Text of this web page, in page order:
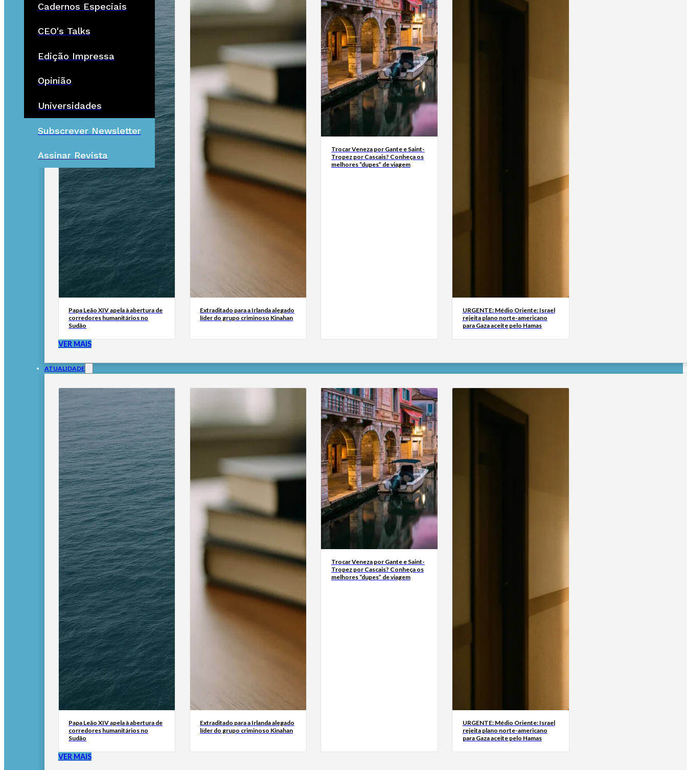
Cadernos Especiais
CEO's Talks
Edição Impressa
Opinião
Universidades
Subscrever Newsletter
Assinar Revista
Papa Leão XIV apela à abertura de
corredores humanitários no
Sudão
Extraditado para a Irlanda alegado
líder do grupo criminoso Kinahan
Trocar Veneza por Gante e Saint-
Tropez por Cascais? Conheça os
melhores “dupes” de viagem
URGENTE: Médio Oriente: Israel
rejeita plano norte-americano
para Gaza aceite pelo Hamas
VER MAIS
ATUALIDADE
Papa Leão XIV apela à abertura de
corredores humanitários no
Sudão
Extraditado para a Irlanda alegado
líder do grupo criminoso Kinahan
Trocar Veneza por Gante e Saint-
Tropez por Cascais? Conheça os
melhores “dupes” de viagem
URGENTE: Médio Oriente: Israel
rejeita plano norte-americano
para Gaza aceite pelo Hamas
VER MAIS